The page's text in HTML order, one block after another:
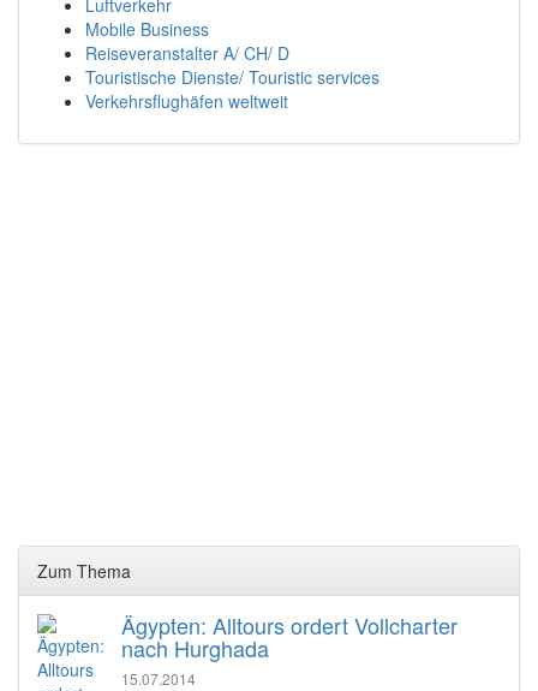
Mobile Business
Reiseveranstalter A/ CH/ D
Touristische Dienste/ Touristic services
Verkehrsflughäfen weltweit
Zum Thema
Ägypten: Alltours ordert Vollcharter
nach Hurghada
15.07.2014